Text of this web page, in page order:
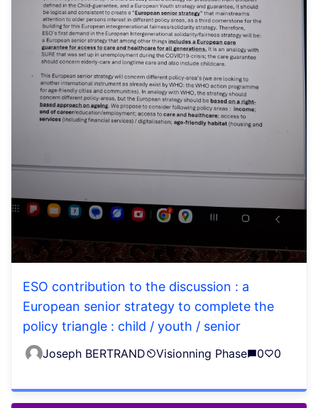
ESO contribution to the discussion : a
European senior strategy to complete the
policy triangle : child / youth / senior
Joseph BERTRAND Visionning Phase 0 0